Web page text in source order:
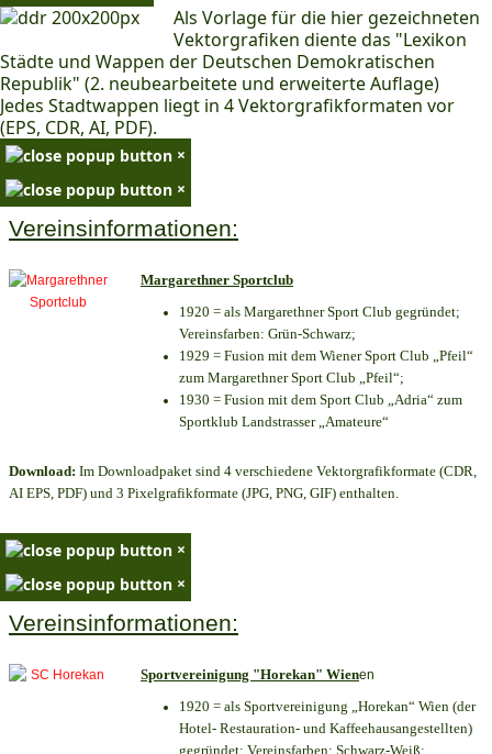
Als Vorlage für die hier gezeichneten
Vektorgrafiken diente das "Lexikon
Städte und Wappen der Deutschen Demokratischen
Republik" (2. neubearbeitete und erweiterte Auflage)
Jedes Stadtwappen liegt in 4 Vektorgrafikformaten vor
(EPS, CDR, AI, PDF).
×
×
Vereinsinformationen:
Margarethner Sportclub
1920 = als Margarethner Sport Club gegründet;
Vereinsfarben: Grün-Schwarz;
1929 = Fusion mit dem Wiener Sport Club „Pfeil“
zum Margarethner Sport Club „Pfeil“;
1930 = Fusion mit dem Sport Club „Adria“ zum
Sportklub Landstrasser „Amateure“
Download: Im Downloadpaket sind 4 verschiedene Vektorgrafikformate (CDR,
AI EPS, PDF) und 3 Pixelgrafikformate (JPG, PNG, GIF) enthalten.
×
×
Vereinsinformationen:
Sportvereinigung "Horekan" Wienen
1920 = als Sportvereinigung „Horekan“ Wien (der
Hotel- Restauration- und Kaffeehausangestellten)
gegründet; Vereinsfarben: Schwarz-Weiß;